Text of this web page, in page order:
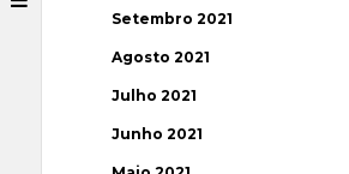
Setembro 2021
Agosto 2021
Julho 2021
Junho 2021